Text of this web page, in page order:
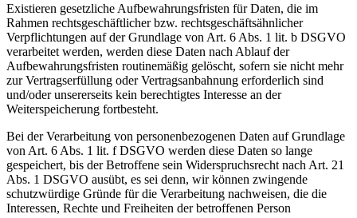
Existieren gesetzliche Aufbewahrungsfristen für Daten, die im
Rahmen rechtsgeschäftlicher bzw. rechtsgeschäftsähnlicher
Verpflichtungen auf der Grundlage von Art. 6 Abs. 1 lit. b DSGVO
verarbeitet werden, werden diese Daten nach Ablauf der
Aufbewahrungsfristen routinemäßig gelöscht, sofern sie nicht mehr
zur Vertragserfüllung oder Vertragsanbahnung erforderlich sind
und/oder unsererseits kein berechtigtes Interesse an der
Weiterspeicherung fortbesteht.
Bei der Verarbeitung von personenbezogenen Daten auf Grundlage
von Art. 6 Abs. 1 lit. f DSGVO werden diese Daten so lange
gespeichert, bis der Betroffene sein Widerspruchsrecht nach Art. 21
Abs. 1 DSGVO ausübt, es sei denn, wir können zwingende
schutzwürdige Gründe für die Verarbeitung nachweisen, die die
Interessen, Rechte und Freiheiten der betroffenen Person